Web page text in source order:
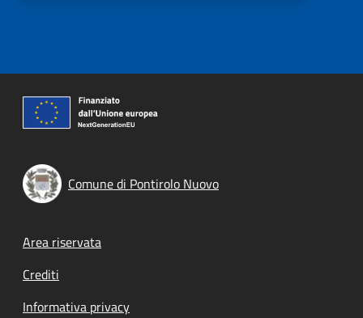
Comune di Pontirolo Nuovo
Footer menu
Area riservata
Crediti
Informativa privacy